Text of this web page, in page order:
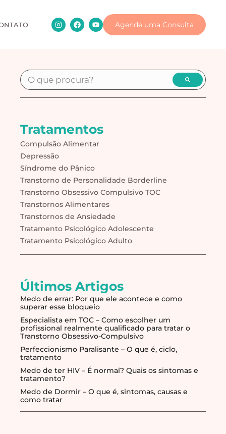
Agende uma Consulta
Tratamentos
Compulsão Alimentar
Depressão
Síndrome do Pânico
Transtorno de Personalidade Borderline
Transtorno Obsessivo Compulsivo TOC
Transtornos Alimentares
Transtornos de Ansiedade
Tratamento Psicológico Adolescente
Tratamento Psicológico Adulto
Últimos Artigos
Medo de errar: Por que ele acontece e como
superar esse bloqueio
Especialista em TOC – Como escolher um
profissional realmente qualificado para tratar o
Transtorno Obsessivo-Compulsivo
Perfeccionismo Paralisante – O que é, ciclo,
tratamento
Medo de ter HIV – É normal? Quais os sintomas e
tratamento?
Medo de Dormir – O que é, sintomas, causas e
como tratar